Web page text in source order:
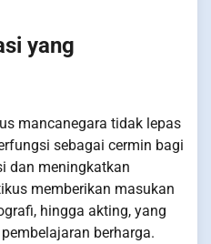
yang
mancanegara tidak lepas
sebagai cermin bagi
dan meningkatkan
memberikan masukan
hingga akting, yang
berharga.